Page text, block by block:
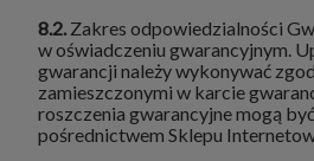
8.2. Zakres odpowiedzialności
w oświadczeniu gwarancyjnym.
gwarancji należy wykonywać
zamieszczonymi w karcie
roszczenia gwarancyjne mogą
pośrednictwem Sklepu